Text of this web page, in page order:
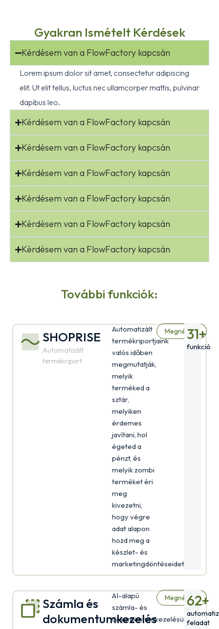
Gyakran Ismételt Kérdések
Kérdésem van a FlowFactory kapcsán
Lorem ipsum dolor sit amet, consectetur adipiscing
elit. Ut elit tellus, luctus nec ullamcorper mattis, pulvinar
dapibus leo.
Kérdésem van a FlowFactory kapcsán
Kérdésem van a FlowFactory kapcsán
Kérdésem van a FlowFactory kapcsán
Kérdésem van a FlowFactory kapcsán
Kérdésem van a FlowFactory kapcsán
Kérdésem van a FlowFactory kapcsán
További funkciók:
SHOPRISE
Automatizált
termékriport
Automatizált
termékriportjaink
valós időben
megmutatják,
melyik
terméked a
sztár,
melyiken
érdemes
javítani, hol
égeted a
pénzt, és
melyik zombi
terméket éri
meg
kivezetni,
hogy végre
adat alapon
hozd meg a
készlet- és
marketingdöntéseidet.
Megnézem
31+
funkció
Számla és
dokumentumkezelés
AI-alapú
számla- és
dokumentumkezelésünk
Megnézem
62+
feladat